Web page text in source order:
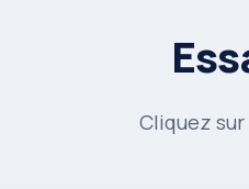
Cliquez